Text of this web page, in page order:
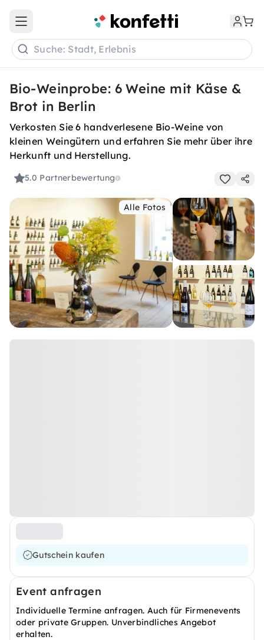
Open main menu
Suche: Stadt, Erlebnis
Bio-Weinprobe: 6 Weine mit Käse &
Brot in Berlin
Verkosten Sie 6 handverlesene Bio-Weine von
kleinen Weingütern und erfahren Sie mehr über ihre
Herkunft und Herstellung.
5.0 Partnerbewertung
Alle Fotos
Gutschein kaufen
Event anfragen
Individuelle Termine anfragen. Auch für Firmenevents
oder private Gruppen. Unverbindliches Angebot
erhalten.